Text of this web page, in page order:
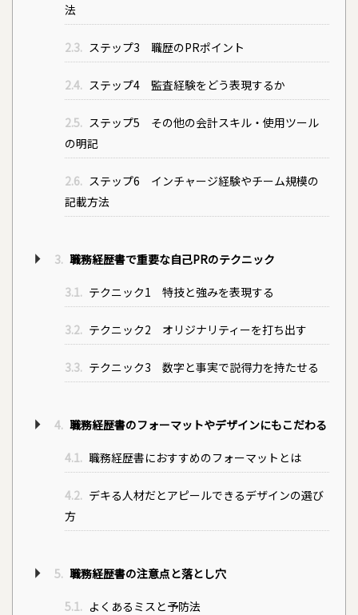
法
2.3. ステップ3 職歴のPRポイント
2.4. ステップ4 監査経験をどう表現するか
2.5. ステップ5 その他の会計スキル・使用ツール
の明記
2.6. ステップ6 インチャージ経験やチーム規模の
記載方法
3. 職務経歴書で重要な自己PRのテクニック
3.1. テクニック1 特技と強みを表現する
3.2. テクニック2 オリジナリティーを打ち出す
3.3. テクニック3 数字と事実で説得力を持たせる
4. 職務経歴書のフォーマットやデザインにもこだわる
4.1. 職務経歴書におすすめのフォーマットとは
4.2. デキる人材だとアピールできるデザインの選び
方
5. 職務経歴書の注意点と落とし穴
5.1. よくあるミスと予防法